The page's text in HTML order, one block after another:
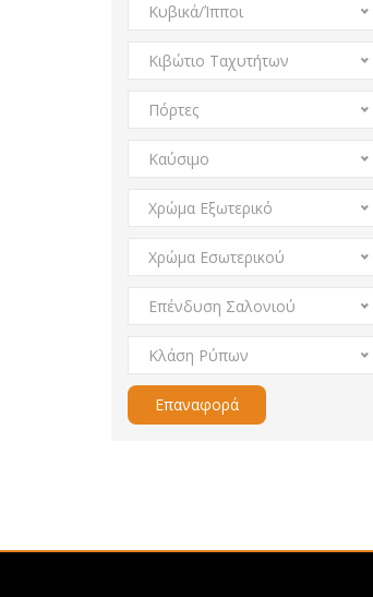
Κυβικά/Ίπποι
Κιβώτιο Ταχυτήτων
Πόρτες
Καύσιμο
Χρώμα Εξωτερικό
Χρώμα Εσωτερικού
Επένδυση Σαλονιού
Κλάση Ρύπων
Επαναφορά